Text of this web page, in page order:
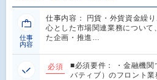
仕事
内容
仕事内容： 円貨・外貨資金繰
心とした市場関連業務について
た企画・推進…
必須
■必須要件： ・金融機関
バティブ）のフロント